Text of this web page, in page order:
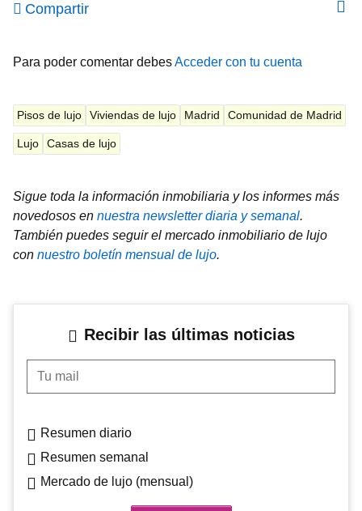
Compartir
Para poder comentar debesAcceder con tu cuenta
Pisos de lujo Viviendas de lujo Madrid Comunidad de Madrid
Lujo Casas de lujo
Sigue toda la información inmobiliaria y los informes más
novedosos en nuestra newsletter diaria y semanal.
También puedes seguir el mercado inmobiliario de lujo
con nuestro boletín mensual de lujo.
Recibir las últimas noticias
Tu mail
Resumen diario
Resumen semanal
Mercado de lujo (mensual)